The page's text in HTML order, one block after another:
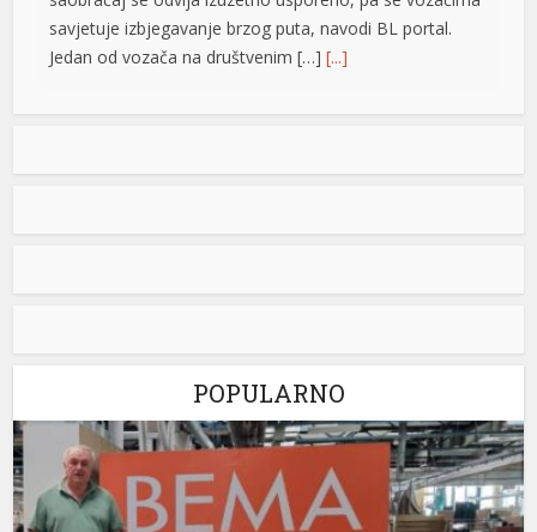
savjetuje izbjegavanje brzog puta, navodi BL portal.
Jedan od vozača na društvenim […][...]
Pripremite kišobrane: Nakon vrelog dana stižu pljuskovi i
Stanovnike Republike Srpske i Bosne i Hercegovine
u poslijepodnevnim i večernjim časovima u pojedinim
preovladavaće pretežno sunčano vrijeme, dok se sa
očekuju pljuskovi praćeni grmljavinom. Duvaće slab do
Stevandić iz manastira Draževina: Naš narod treba da
se oboži, umnoži, da bude jak i obrazovan
Predsjednik Ujedinjene Srpske Nenad Stevandić posjetio
je manastir Draževina, odakle je uputio poruku o
POPULARNO